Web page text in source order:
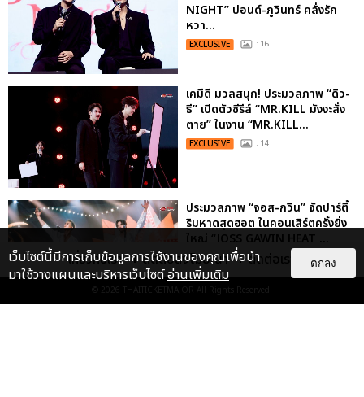
NIGHT” ปอนด์-ภูวินทร์ คลั่งรัก
หวา...
EXCLUSIVE : 16
เคมีดี มวลสนุก! ประมวลภาพ “ดิว-
ธี” เปิดตัวซีรีส์ “MR.KILL มังงะสั่ง
ตาย” ในงาน “MR.KILL...
EXCLUSIVE : 14
ประมวลภาพ “จอส-กวิน” จัดปาร์ตี้
ริมหาดสุดฮอต ในคอนเสิร์ตครั้งยิ่ง
ใหญ่ “JOSS GAWIN HEAT ...
EXCLUSIVE : 34
เกี่ยวกับเรา ติดต่อลงโฆษณา ติดต่อเรา
© 2026 THAITICKETMAJOR All Rights Reserved.
เว็บไซต์นี้มีการเก็บข้อมูลการใช้งานของคุณเพื่อนำ
มาใช้วางแผนและบริหารเว็บไซต์อ่านเพิ่มเติม
ตกลง